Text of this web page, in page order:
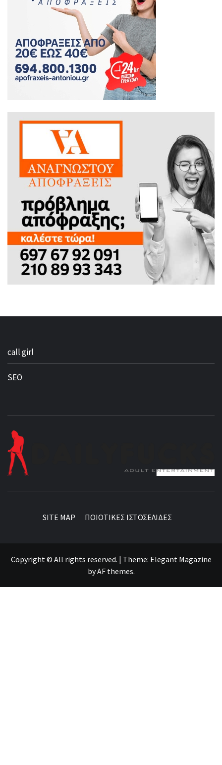
call girl
SEO
SITE MAP ΠΟΙΟΤΙΚΕΣ ΙΣΤΟΣΕΛΙΔΕΣ
Copyright © All rights reserved. | Theme: Elegant Magazine
byAF themes.